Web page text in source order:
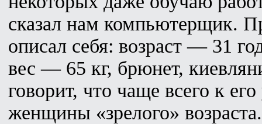
сказал нам компьютерщик.
описал себя: возраст — 31
вес — 65 кг, брюнет,
говорит, что чаще всего к
женщины «зрелого» возраста.